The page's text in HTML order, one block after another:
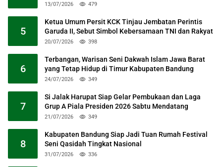
13/07/2026 479
5
Ketua Umum Persit KCK Tinjau Jembatan Perintis
Garuda II, Sebut Simbol Kebersamaan TNI dan Rakyat
20/07/2026 398
6
Terbangan, Warisan Seni Dakwah Islam Jawa Barat
yang Tetap Hidup di Timur Kabupaten Bandung
24/07/2026 349
7
Si Jalak Harupat Siap Gelar Pembukaan dan Laga
Grup A Piala Presiden 2026 Sabtu Mendatang
21/07/2026 349
8
Kabupaten Bandung Siap Jadi Tuan Rumah Festival
Seni Qasidah Tingkat Nasional
31/07/2026 336